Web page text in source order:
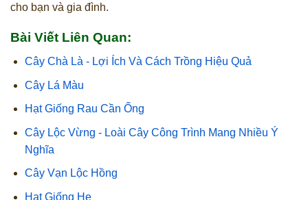
cho bạn và gia đình.
Bài Viết Liên Quan:
Cây Chà Là - Lợi Ích Và Cách Trồng Hiệu Quả
Cây Lá Màu
Hạt Giống Rau Cần Ống
Cây Lộc Vừng - Loài Cây Công Trình Mang Nhiều Ý
Nghĩa
Cây Vạn Lộc Hồng
Hạt Giống Hẹ